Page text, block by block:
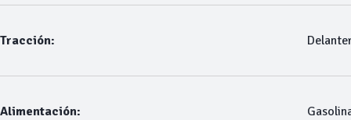
Tracción:
Alimentación: